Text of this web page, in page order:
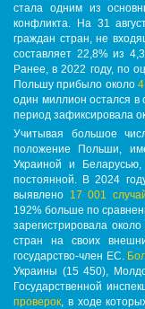
стала одним из
конфликта. На 31
граждан стран, не
составляет 22,8% из
Ранее, в 2022 году, по
Польшу прибыло около
один миллион остался в
период зафиксировала
Учитывая большое
положение Польши,
Украиной и Беларусью,
постоянной. В 2024
выявлено 17 001
192% больше по
зарегистрировала около
стран на своих
государство-член ЕС.
Украины (15 450),
Государственной
проверок , в ходе